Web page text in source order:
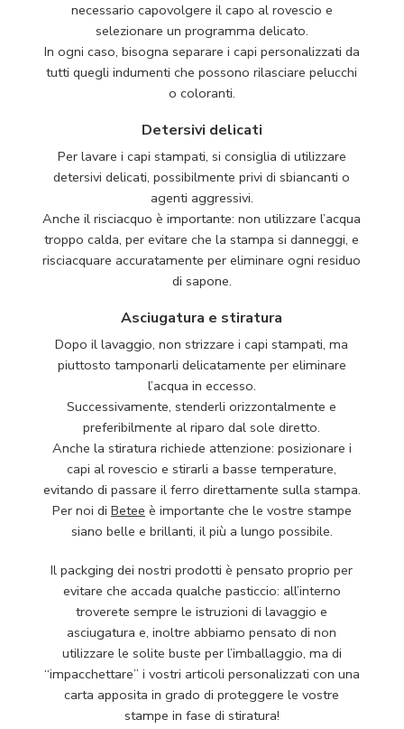
necessario capovolgere il capo al rovescio e
selezionare un programma delicato.
In ogni caso, bisogna separare i capi personalizzati da
tutti quegli indumenti che possono rilasciare pelucchi
o coloranti.
Detersivi delicati
Per lavare i capi stampati, si consiglia di utilizzare
detersivi delicati, possibilmente privi di sbiancanti o
agenti aggressivi.
Anche il risciacquo è importante: non utilizzare l’acqua
troppo calda, per evitare che la stampa si danneggi, e
risciacquare accuratamente per eliminare ogni residuo
di sapone.
Asciugatura e stiratura
Dopo il lavaggio, non strizzare i capi stampati, ma
piuttosto tamponarli delicatamente per eliminare
l’acqua in eccesso.
Successivamente, stenderli orizzontalmente e
preferibilmente al riparo dal sole diretto.
Anche la stiratura richiede attenzione: posizionare i
capi al rovescio e stirarli a basse temperature,
evitando di passare il ferro direttamente sulla stampa.
Per noi di Betee è importante che le vostre stampe
siano belle e brillanti, il più a lungo possibile.
Il packging dei nostri prodotti è pensato proprio per
evitare che accada qualche pasticcio: all’interno
troverete sempre le istruzioni di lavaggio e
asciugatura e, inoltre abbiamo pensato di non
utilizzare le solite buste per l’imballaggio, ma di
“impacchettare” i vostri articoli personalizzati con una
carta apposita in grado di proteggere le vostre
stampe in fase di stiratura!